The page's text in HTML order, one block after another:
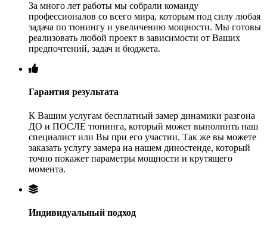
За много лет работы мы собрали команду
профессионалов со всего мира, которым под силу любая
задача по тюнингу и увеличению мощности. Мы готовы
реализовать любой проект в зависимости от Ваших
предпочтений, задач и бюджета.
Гарантия результата
К Вашим услугам бесплатный замер динамики разгона
ДО и ПОСЛЕ тюнинга, который может выполнить наш
специалист или Вы при его участии. Так же вы можете
заказать услугу замера на нашем диностенде, который
точно покажет параметры мощности и крутящего
момента.
Индивидуальный подход